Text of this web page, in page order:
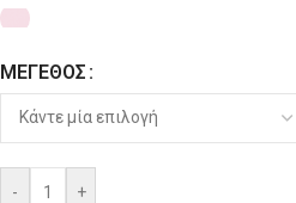
ΜΈΓΕΘΟΣ
- +